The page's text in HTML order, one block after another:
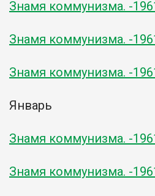
Знамя коммунизма. -
Знамя коммунизма. -
Знамя коммунизма. -
Январь
Знамя коммунизма. -
Знамя коммунизма. -